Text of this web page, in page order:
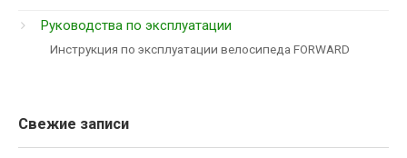
Руководства по эксплуатации
Инструкция по эксплуатации велосипеда FORWARD
Свежие записи